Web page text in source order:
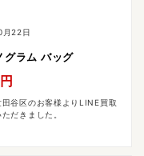
月22日
グラム バッグ
谷区のお客様よりLINE買取
だきました。